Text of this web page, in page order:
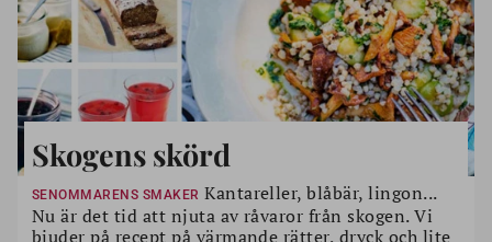
Skogens skörd
SENOMMARENS SMAKER Kantareller, blåbär, lingon...
Nu är det tid att njuta av råvaror från skogen. Vi
bjuder på recept på värmande rätter, dryck och lite